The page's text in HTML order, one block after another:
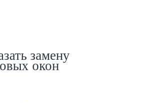
замену
окон